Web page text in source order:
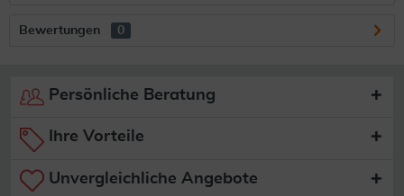
Bewertungen 0
Persönliche Beratung
Ihre Vorteile
Unvergleichliche Angebote